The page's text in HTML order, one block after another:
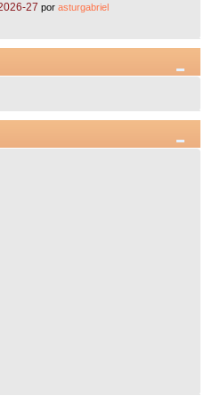
27 porasturgabriel